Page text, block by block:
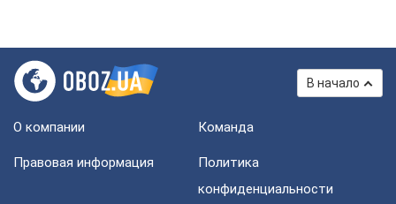
В начало
О компании Команда
Правовая информация
Политика
конфиденциальности